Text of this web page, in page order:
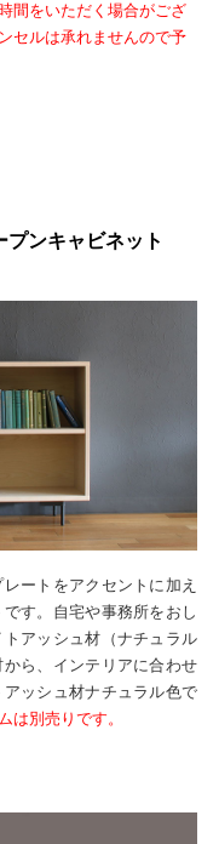
間をいただく場合がござ
セルは承れませんので予
ンキャビネット
ートをアクセントに加え
す。自宅や事務所をおし
アッシュ材（ナチュラル
ら、インテリアに合わせ
ッシュ材ナチュラル色で
は別売りです。